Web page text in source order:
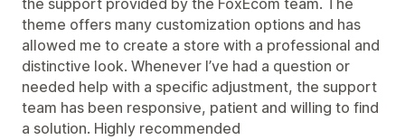
theme offers many customization options and has
allowed me to create a store with a professional and
distinctive look. Whenever I’ve had a question or
needed help with a specific adjustment, the support
team has been responsive, patient and willing to find
a solution. Highly recommended